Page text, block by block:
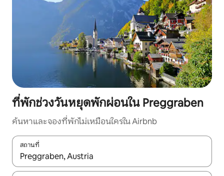
ที่พักช่วงวันหยุดพักผ่อนใน Preggraben
ค้นหาและจองที่พักไม่เหมือนใครใน Airbnb
สถานที่
ใช้ลูกศรขึ้นลง หรือใช้การสัมผัสหรือปัด เพื่อสำรวจผลการค้นหา